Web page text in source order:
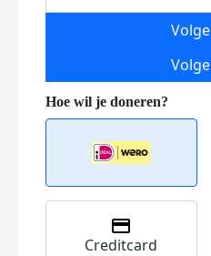
Creditcard